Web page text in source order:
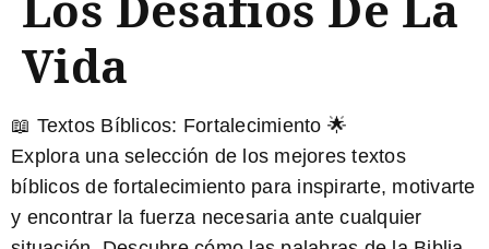
Vida
📖 Textos Bíblicos: Fortalecimiento 🌟
Explora una selección de los mejorestextos
bíblicos de fortalecimientopara inspirarte, motivarte
y encontrar la fuerza necesaria ante cualquier